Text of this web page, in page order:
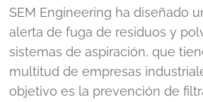
SEM Engineering ha diseñado
alerta de fuga de residuos y
sistemas de aspiración, que
multitud de empresas
objetivo es la prevención de